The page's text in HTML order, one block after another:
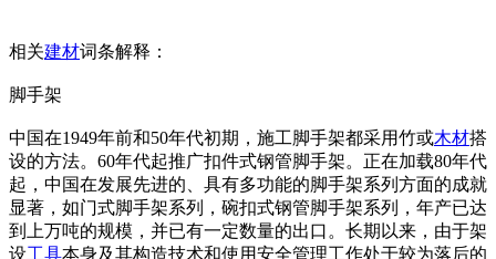
相关建材词条解释：
脚手架
中国在1949年前和50年代初期，施工脚手架都采用竹或木材搭
设的方法。60年代起推广扣件式钢管脚手架。正在加载80年代
起，中国在发展先进的、具有多功能的脚手架系列方面的成就
显著，如门式脚手架系列，碗扣式钢管脚手架系列，年产已达
到上万吨的规模，并已有一定数量的出口。长期以来，由于架
设工具本身及其构造技术和使用安全管理工作处于较为落后的